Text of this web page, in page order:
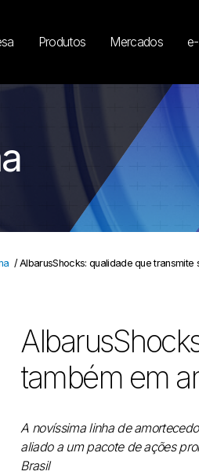
Produtos Mercados
/AlbarusShocks: qualidade que
também em
A novíssima linha de
aliado a um pacote de ações
Brasil